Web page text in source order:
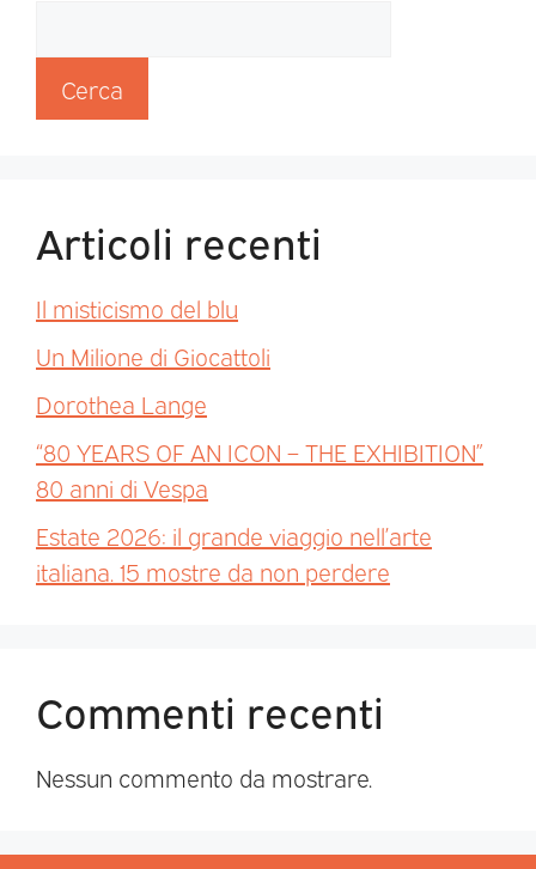
Cerca
Articoli recenti
Il misticismo del blu
Un Milione di Giocattoli
Dorothea Lange
“80 YEARS OF AN ICON – THE EXHIBITION”
80 anni di Vespa
Estate 2026: il grande viaggio nell’arte
italiana. 15 mostre da non perdere
Commenti recenti
Nessun commento da mostrare.